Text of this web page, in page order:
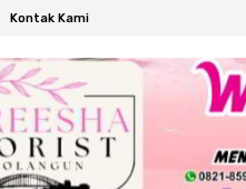
Kontak Kami